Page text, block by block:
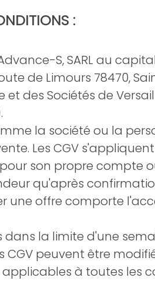
:
S, SARL au
de Limours 78470,
des Sociétés de
la société ou la
Les CGV
son propre compte
qu'après
offre comporte
dans la limite d'une
CGV peuvent être
à toutes les